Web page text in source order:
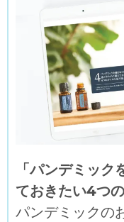
「パンデミッ
ておきたい4つ
パンデミックの